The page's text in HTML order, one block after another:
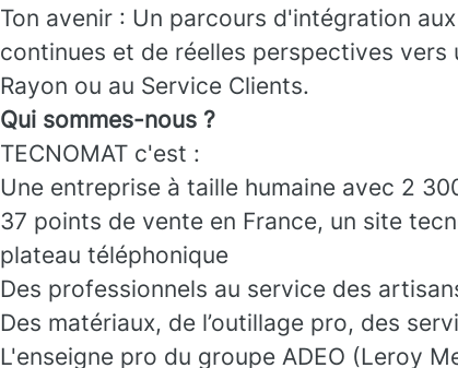
Ton avenir : Un parcours d'intégration
continues et de réelles perspectives vers
Rayon ou au Service Clients.
Qui sommes-nous ?
TECNOMAT c'est :
Une entreprise à taille humaine avec 2
37 points de vente en France, un site
plateau téléphonique
Des professionnels au service des
Des matériaux, de l’outillage pro, des
L'enseigne pro du groupe ADEO (Leroy